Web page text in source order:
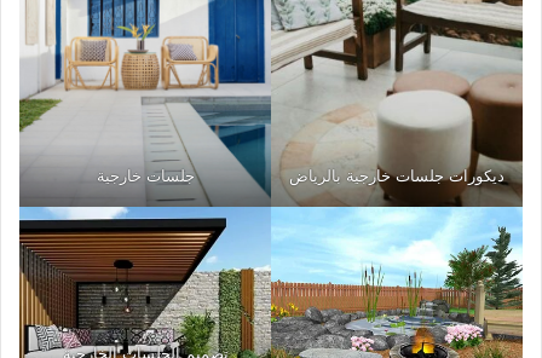
ديكورات جلسات خارجية بالرياض جلسات خارجية
تصميم الجلسات الخارجية